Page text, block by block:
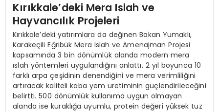
Kırıkkale’deki Mera Islah ve
Hayvancılık Projeleri
Kırıkkale’deki yatırımlara da değinen Bakan Yumaklı,
Karakeçili Eğribük Mera Islah ve Amenajman Projesi
kapsamında 3 bin dönümlük alanda modern mera
ıslah yöntemleri uygulandığını anlattı. 2 yıl boyunca 10
farklı arpa çeşidinin denendiğini ve mera verimliliğini
artıracak kaliteli kaba yem üretiminin güçlendirileceğini
belirtti. 500 dönümlük kullanıma uygun olmayan
alanda ise kuraklığa uyumlu, protein değeri yüksek tuz